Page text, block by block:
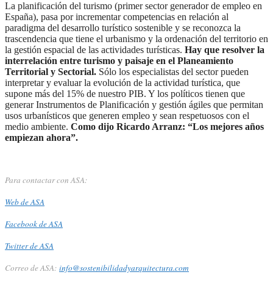
La planificación del turismo (primer sector generador de empleo en
España), pasa por incrementar competencias en relación al
paradigma del desarrollo turístico sostenible y se reconozca la
trascendencia que tiene el urbanismo y la ordenación del territorio en
la gestión espacial de las actividades turísticas. Hay que resolver la
interrelación entre turismo y paisaje en el Planeamiento
Territorial y Sectorial. Sólo los especialistas del sector pueden
interpretar y evaluar la evolución de la actividad turística, que
supone más del 15% de nuestro PIB. Y los políticos tienen que
generar Instrumentos de Planificación y gestión ágiles que permitan
usos urbanísticos que generen empleo y sean respetuosos con el
medio ambiente. Como dijo Ricardo Arranz: “Los mejores años
empiezan ahora”.
Para contactar con ASA:
Web de ASA
Facebook de ASA
Twitter de ASA
Correo de ASA: info@sostenibilidadyarquitectura.com